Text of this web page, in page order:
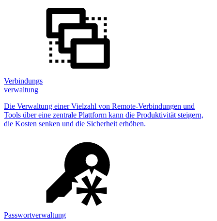
Verbindungs
verwaltung
Die Verwaltung einer Vielzahl von Remote-Verbindungen und
Tools über eine zentrale Plattform kann die Produktivität steigern,
die Kosten senken und die Sicherheit erhöhen.
Passwortverwaltung